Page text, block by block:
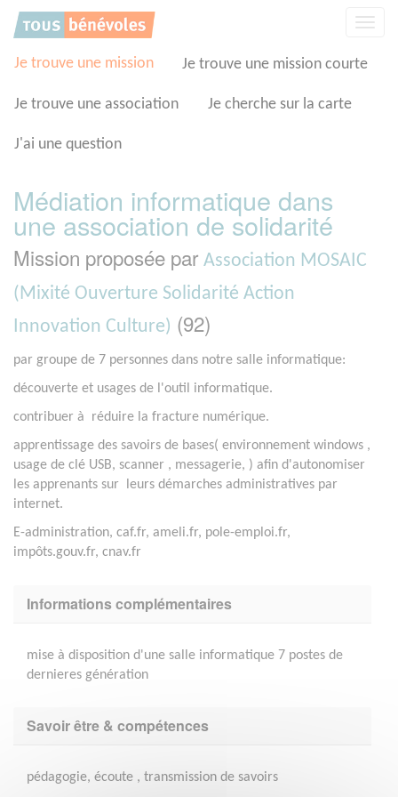
Je trouve une mission Je trouve une mission courte
Je trouve une association Je cherche sur la carte
J'ai une question
Médiation informatique dans
une association de solidarité
Mission proposée par Association MOSAIC
(Mixité Ouverture Solidarité Action
Innovation Culture) (92)
par groupe de 7 personnes dans notre salle informatique:
découverte et usages de l'outil informatique.
contribuer à réduire la fracture numérique.
apprentissage des savoirs de bases( environnement windows ,
usage de clé USB, scanner , messagerie, ) afin d'autonomiser
les apprenants sur leurs démarches administratives par
internet.
E-administration, caf.fr, ameli.fr, pole-emploi.fr,
impôts.gouv.fr, cnav.fr
Informations complémentaires
mise à disposition d'une salle informatique 7 postes de
dernieres génération
Savoir être & compétences
pédagogie, écoute , transmission de savoirs
Panneau de gestion des cookies